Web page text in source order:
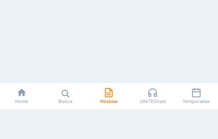
Home Busca Notícias UNITEDcast Temporadas